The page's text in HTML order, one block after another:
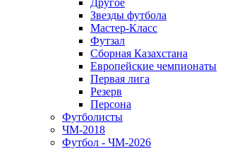
Другое
Звезды футбола
Мастер-Класс
Футзал
Сборная Казахстана
Европейские чемпионаты
Первая лига
Резерв
Персона
Футболисты
ЧМ-2018
Футбол - ЧМ-2026